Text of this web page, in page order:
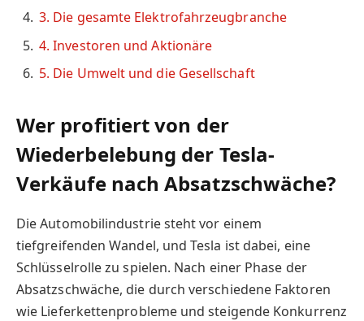
3. Die gesamte Elektrofahrzeugbranche
4. Investoren und Aktionäre
5. Die Umwelt und die Gesellschaft
Wer profitiert von der
Wiederbelebung der Tesla-
Verkäufe nach Absatzschwäche?
Die Automobilindustrie steht vor einem
tiefgreifenden Wandel, und Tesla ist dabei, eine
Schlüsselrolle zu spielen. Nach einer Phase der
Absatzschwäche, die durch verschiedene Faktoren
wie Lieferkettenprobleme und steigende Konkurrenz